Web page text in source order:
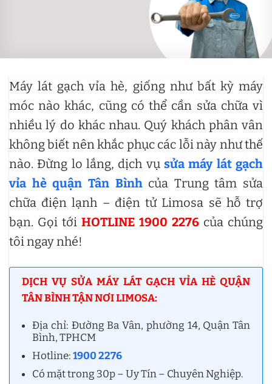
Máy lát gạch vỉa hè, giống như bất kỳ máy
móc nào khác, cũng có thể cần sửa chữa vì
nhiều lý do khác nhau. Quý khách phân vân
không biết nên khắc phục các lỗi này như thế
nào. Đừng lo lắng, dịch vụ sửa máy lát gạch
vỉa hè quận Tân Bình của Trung tâm sửa
chữa điện lạnh – điện tử Limosa sẽ hỗ trợ
bạn. Gọi tới HOTLINE 1900 2276 của chúng
tôi ngay nhé!
DỊCH VỤ SỬA MÁY LÁT GẠCH VỈA HÈ QUẬN
TÂN BÌNH TẬN NƠI LIMOSA:
Địa chỉ: Đường Ba Vân, phường 14, Quận Tân
Bình, TPHCM
Hotline:1900 2276
Có mặt trong 30p – Uy Tín – Chuyên Nghiệp.